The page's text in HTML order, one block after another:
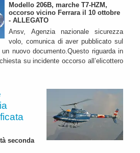
Modello 206B, marche T7-HZM,
occorso vicino Ferrara il 10 ottobre
- ALLEGATO
Ansv, Agenzia nazionale sicurezza
volo, comunica di aver pubblicato sul
nuovo documento.Questo riguarda in
su incidente occorso all’elicottero
seconda